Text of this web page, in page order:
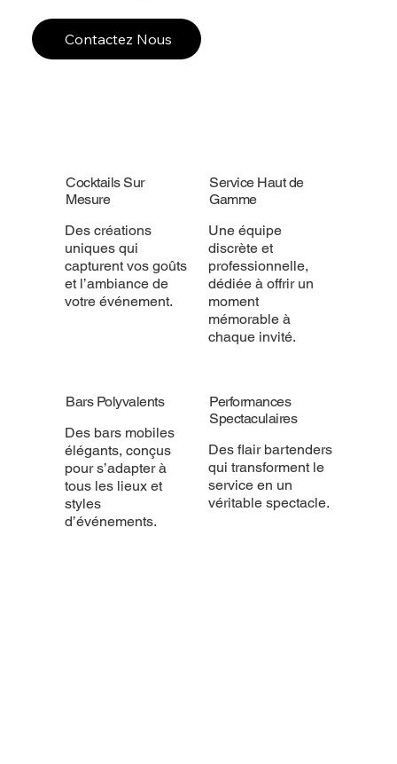
Contactez Nous
Cocktails Sur
Mesure
Des créations
uniques qui
capturent vos goûts
et l’ambiance de
votre événement.
Service Haut de
Gamme
Une équipe
discrète et
professionnelle,
dédiée à offrir un
moment
mémorable à
chaque invité.
Bars Polyvalents
Des bars mobiles
élégants, conçus
pour s’adapter à
tous les lieux et
styles
d’événements.
Performances
Spectaculaires
Des flair bartenders
qui transforment le
service en un
véritable spectacle.